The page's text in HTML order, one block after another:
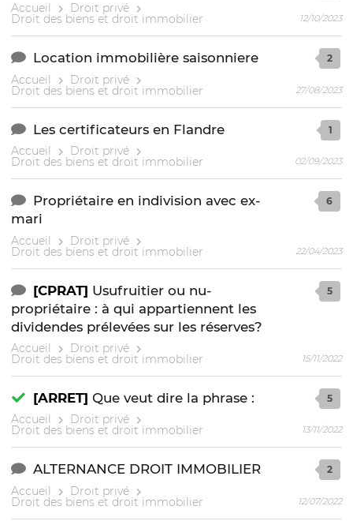
Accueil Droit privé
Droit des biens et droit immobilier 12/10/2023
Location immobilière saisonniere
Accueil Droit privé
Droit des biens et droit immobilier
2
27/08/2023
Les certificateurs en Flandre
Accueil Droit privé
Droit des biens et droit immobilier
1
02/09/2023
Propriétaire en indivision avec ex-
mari
Accueil Droit privé
Droit des biens et droit immobilier
6
22/04/2023
[CPRAT] Usufruitier ou nu-
propriétaire : à qui appartiennent les
dividendes prélevées sur les réserves?
Accueil Droit privé
Droit des biens et droit immobilier
5
15/11/2022
[ARRET] Que veut dire la phrase :
Accueil Droit privé
Droit des biens et droit immobilier
5
13/11/2022
ALTERNANCE DROIT IMMOBILIER
Accueil Droit privé
Droit des biens et droit immobilier
2
12/07/2022